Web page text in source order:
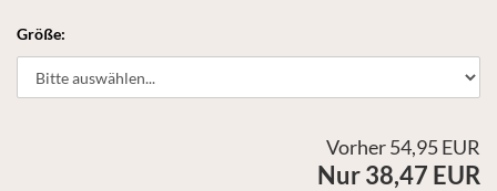
Größe:
Vorher 54,95 EUR
Nur 38,47 EUR